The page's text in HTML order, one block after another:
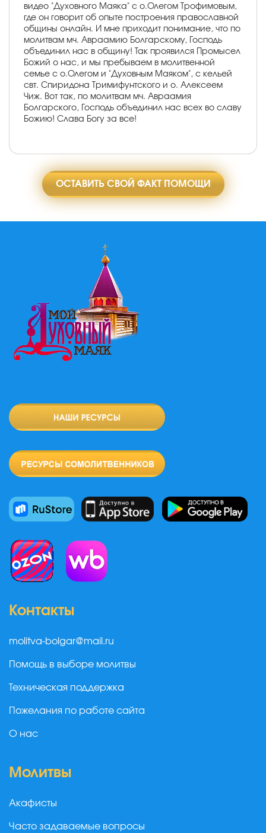
видео "Духовного Маяка" с о.Олегом Трофимовым,
где он говорит об опыте построения православной
общины онлайн. И мне приходит понимание, что по
молитвам мч. Авраамию Болгарскому, Господь
объединил нас в общину! Так проявился Промысел
Божий о нас, и мы пребываем в молитвенной
семье с о.Олегом и "Духовным Маяком", с кельей
свт. Спиридона Тримифунтского и о. Алексеем
Чиж. Вот так, по молитвам мч. Авраамия
Болгарского, Господь объединил нас всех во славу
Божию! Слава Богу за все!
ОСТАВИТЬ СВОЙ ФАКТ ПОМОЩИ
Контакты
molitva-bolgar@mail.ru
Помощь в выборе молитвы
Техническая поддержка
Пожелания по работе сайта
О нас
Молитвы
Акафисты
Часто задаваемые вопросы